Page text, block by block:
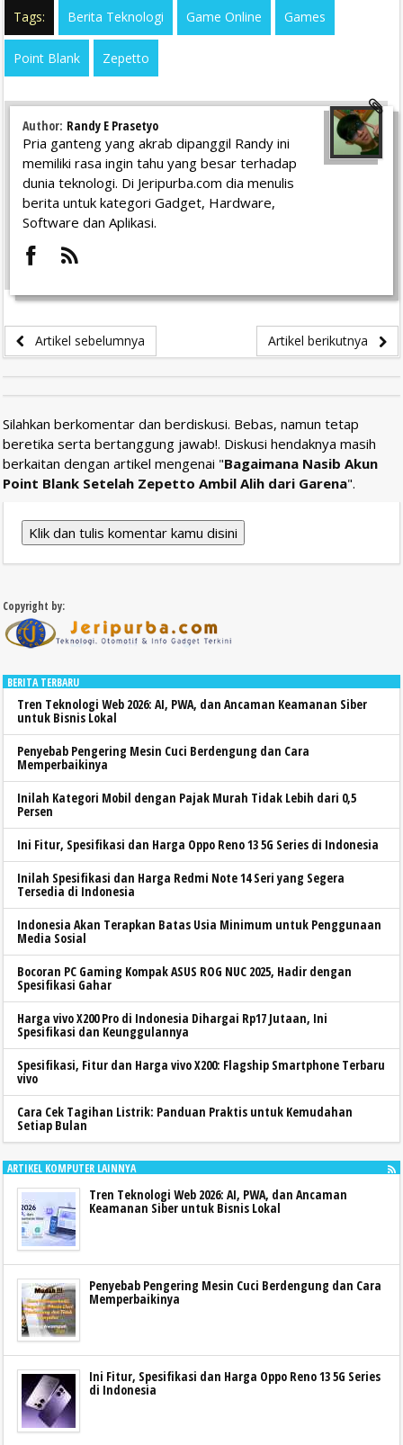
Tags: Berita Teknologi Game Online Games
Point Blank Zepetto
Author: Randy E Prasetyo
Pria ganteng yang akrab dipanggil Randy ini
memiliki rasa ingin tahu yang besar terhadap
dunia teknologi. Di Jeripurba.com dia menulis
berita untuk kategori Gadget, Hardware,
Software dan Aplikasi.
Artikel sebelumnya Artikel berikutnya
Silahkan berkomentar dan berdiskusi. Bebas, namun tetap
beretika serta bertanggung jawab!. Diskusi hendaknya masih
berkaitan dengan artikel mengenai "Bagaimana Nasib Akun
Point Blank Setelah Zepetto Ambil Alih dari Garena".
Klik dan tulis komentar kamu disini
Copyright by:
BERITA TERBARU
Tren Teknologi Web 2026: AI, PWA, dan Ancaman Keamanan Siber
untuk Bisnis Lokal
Penyebab Pengering Mesin Cuci Berdengung dan Cara
Memperbaikinya
Inilah Kategori Mobil dengan Pajak Murah Tidak Lebih dari 0,5
Persen
Ini Fitur, Spesifikasi dan Harga Oppo Reno 13 5G Series di Indonesia
Inilah Spesifikasi dan Harga Redmi Note 14 Seri yang Segera
Tersedia di Indonesia
Indonesia Akan Terapkan Batas Usia Minimum untuk Penggunaan
Media Sosial
Bocoran PC Gaming Kompak ASUS ROG NUC 2025, Hadir dengan
Spesifikasi Gahar
Harga vivo X200 Pro di Indonesia Dihargai Rp17 Jutaan, Ini
Spesifikasi dan Keunggulannya
Spesifikasi, Fitur dan Harga vivo X200: Flagship Smartphone Terbaru
vivo
Cara Cek Tagihan Listrik: Panduan Praktis untuk Kemudahan
Setiap Bulan
ARTIKEL KOMPUTER LAINNYA
Tren Teknologi Web 2026: AI, PWA, dan Ancaman
Keamanan Siber untuk Bisnis Lokal
Penyebab Pengering Mesin Cuci Berdengung dan Cara
Memperbaikinya
Ini Fitur, Spesifikasi dan Harga Oppo Reno 13 5G Series
di Indonesia